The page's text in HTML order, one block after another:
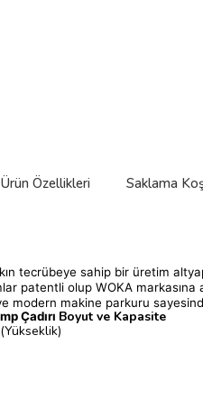
Ürün Özellikleri Saklama
tecrübeye sahip bir üretim
patentli olup WOKA
makine parkuru
Çadırı Boyut ve Kapasite